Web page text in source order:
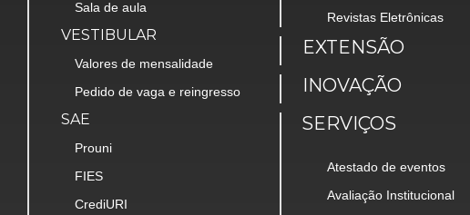
Sala de aula
VESTIBULAR
Valores de mensalidade
Pedido de vaga e reingresso
SAE
Prouni
FIES
CrediURI
Revistas Eletrônicas
EXTENSÃO
INOVAÇÃO
SERVIÇOS
Atestado de eventos
Avaliação Institucional